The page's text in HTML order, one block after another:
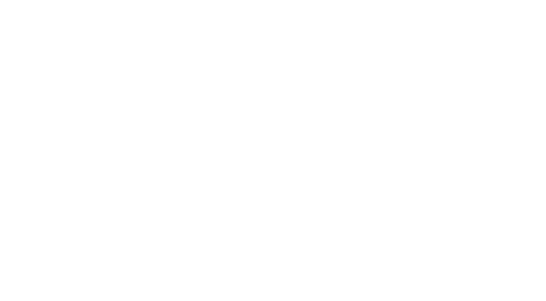
are used to help us analyze how the website is used and to offer